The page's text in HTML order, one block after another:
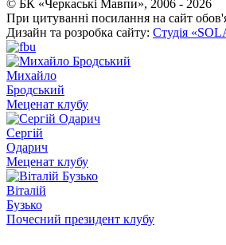
© БК «Черкаські Мавпи», 2006 - 2026
При цитуванні посилання на сайт
Дизайн та розробка сайту: Студія
Михайло
Бродський
Меценат клубу
Сергій
Одарич
Меценат клубу
Віталій
Бузько
Почесний президент клубу